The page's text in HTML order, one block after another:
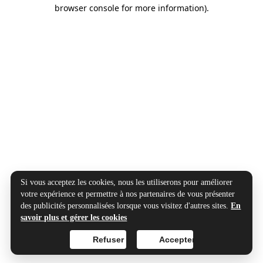
browser console for more information).
Si vous acceptez les cookies, nous les utiliserons pour améliorer
votre expérience et permettre à nos partenaires de vous présenter
des publicités personnalisées lorsque vous visitez d'autres sites.En
savoir plus et gérer les cookies
Accepter
Refuser